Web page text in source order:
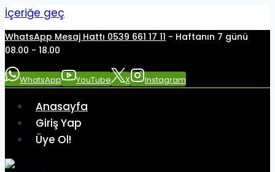
İçeriğe geç
WhatsApp Mesaj Hattı 0539 661 17 11 - Haftanın 7 günü
08.00 - 18.00
WhatsApp YouTube X Instagram
Anasayfa
Giriş Yap
Üye Ol!